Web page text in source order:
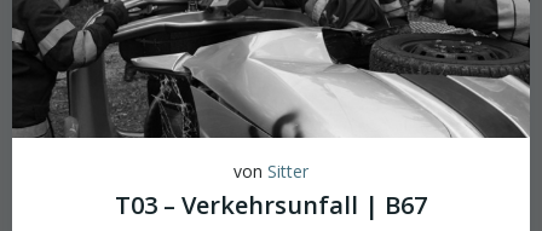
von Sitter
T03 – Verkehrsunfall | B67